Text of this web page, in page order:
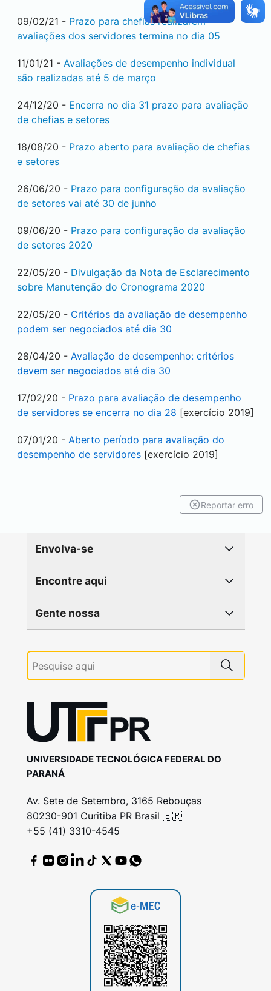
09/02/21 - Prazo para chefias realizarem
avaliações dos servidores termina no dia 05
11/01/21 - Avaliações de desempenho individual
são realizadas até 5 de março
24/12/20 - Encerra no dia 31 prazo para avaliação
de chefias e setores
18/08/20 - Prazo aberto para avaliação de chefias
e setores
26/06/20 - Prazo para configuração da avaliação
de setores vai até 30 de junho
09/06/20 - Prazo para configuração da avaliação
de setores 2020
22/05/20 - Divulgação da Nota de Esclarecimento
sobre Manutenção do Cronograma 2020
22/05/20 - Critérios da avaliação de desempenho
podem ser negociados até dia 30
28/04/20 - Avaliação de desempenho: critérios
devem ser negociados até dia 30
17/02/20 - Prazo para avaliação de desempenho
de servidores se encerra no dia 28 [exercício 2019]
07/01/20 - Aberto período para avaliação do
desempenho de servidores [exercício 2019]
Reportar erro
Envolva-se
Encontre aqui
Gente nossa
UNIVERSIDADE TECNOLÓGICA FEDERAL DO
PARANÁ
Av. Sete de Setembro, 3165 Rebouças
80230-901 Curitiba PR Brasil 🇧🇷
+55 (41) 3310-4545